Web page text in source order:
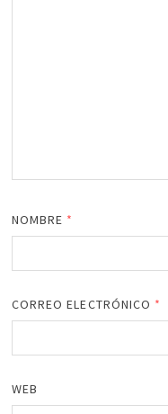
NOMBRE *
CORREO ELECTRÓNICO *
WEB